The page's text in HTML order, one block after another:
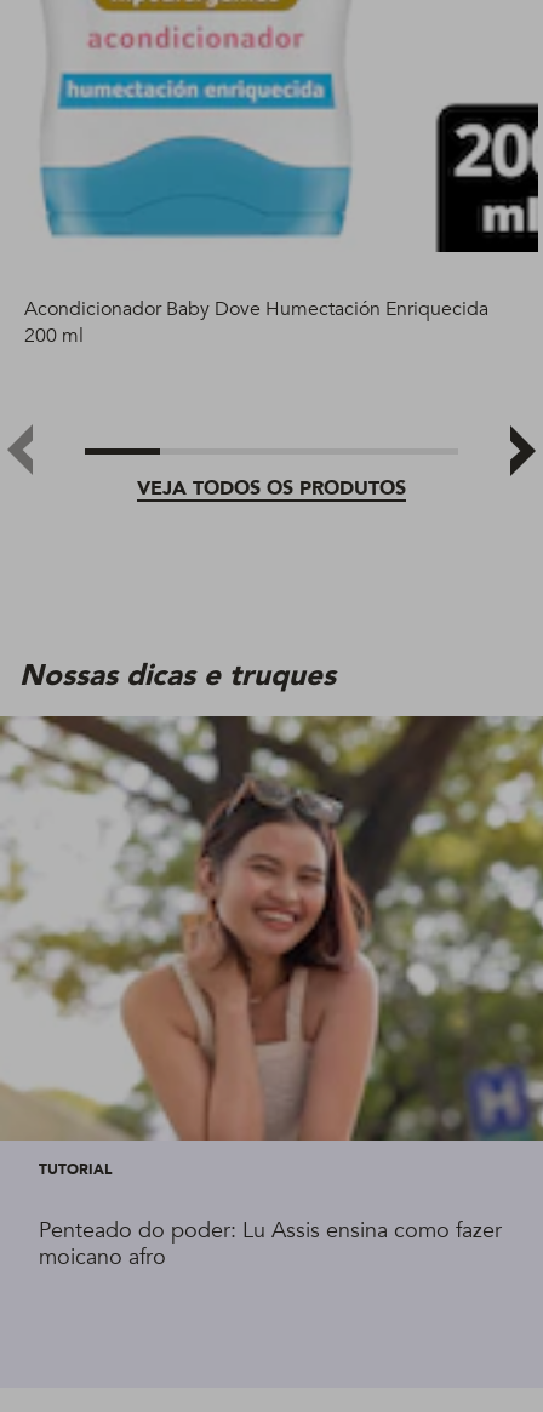
VEJA TODOS OS PRODUTOS
Acondicionador Baby Dove Humectación Enriquecida
200 ml
Nossas dicas e truques
TUTORIAL
Penteado do poder: Lu Assis ensina como fazer
moicano afro